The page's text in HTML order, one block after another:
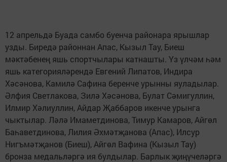
12 апрельдә Буада самбо буенча районара ярышлар
узды. Биредә районнан Апас, Кызыл Тау, Биеш
мәктәбенең яшь спортчылары катнашты. Үз үлчәм һәм
яшь категорияләрендә Евгений Липатов, Индира
Хәсәнова, Камилә Сафина беренче урынны яуладылар.
Әлфия Светлакова, Зилә Хәсәнова, Булат Сәмигуллин,
Илмир Хәлиуллин, Айдар Җаббаров икенче урынга
чыктылар. Ләлә Имаметдинова, Тимур Камаров, Айгөл
Баһаветдинова, Лилия Әхмәтҗанова (Апас), Илсур
Нигъмәтҗанов (Биеш), Айгөл Вафина (Кызыл Тау)
бронза медальләргә ия булдылар. Барлык җиңүчеләргә